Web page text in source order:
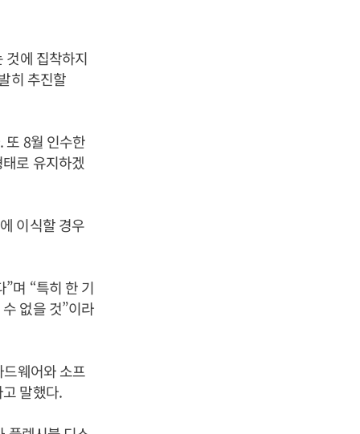
것에 집착하지
히 추진할
또 8월 인수한
로 유지하겠
이식할 경우
며 “특히 한 기
없을 것”이라
웨어와 소프
말했다.